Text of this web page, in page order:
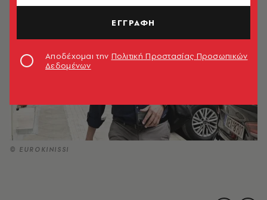
© EUROKINISSI
ΕΓΓΡΑΦΗ
Αποδέχομαι την Πολιτική Προστασίας Προσωπικών
Δεδομένων